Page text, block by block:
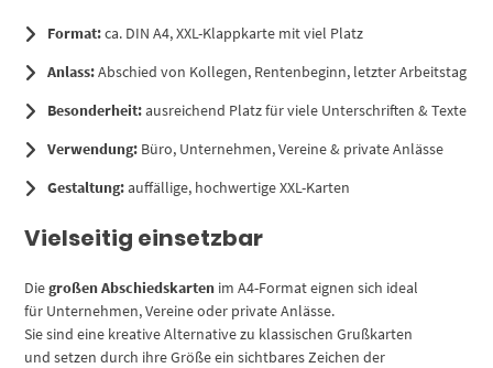
Format:ca. DIN A4, XXL-Klappkarte mit viel Platz
Anlass:Abschied von Kollegen, Rentenbeginn, letzter Arbeitstag
Besonderheit:ausreichend Platz für viele Unterschriften & Texte
Verwendung: Büro, Unternehmen, Vereine & private Anlässe
Gestaltung:auffällige, hochwertige XXL-Karten
Vielseitig einsetzbar
Diegroßen Abschiedskarten im A4-Format eignen sich ideal
für Unternehmen, Vereine oder private Anlässe.
Sie sind eine kreative Alternative zu klassischen Grußkarten
und setzen durch ihre Größe ein sichtbares Zeichen der